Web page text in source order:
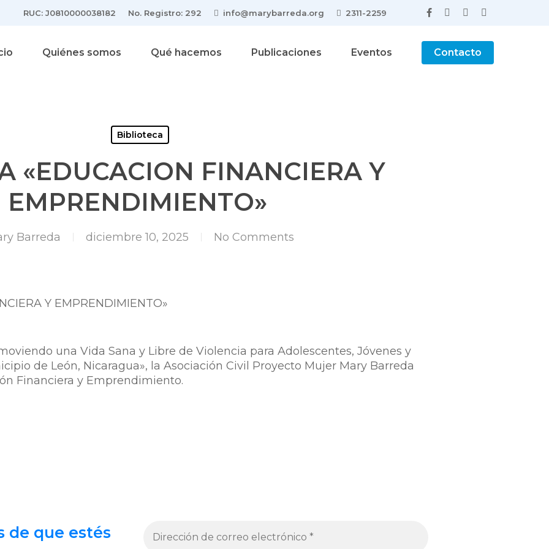
facebook
RUC: J0810000038182 No. Registro: 292 info@marybarreda.org 2311-2259
Quiénes somos Qué hacemos Publicaciones Eventos Contacto
Biblioteca
«EDUCACION FINANCIERA Y
EMPRENDIMIENTO»
Barreda diciembre 10, 2025 No Comments
Y EMPRENDIMIENTO»
una Vida Sana y Libre de Violencia para Adolescentes, Jóvenes y
de León, Nicaragua», la Asociación Civil Proyecto Mujer Mary Barreda
Financiera y Emprendimiento.
de que estés